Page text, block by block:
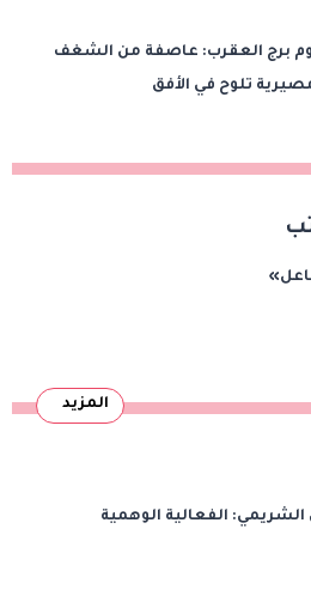
برج العقرب: عاصفة من الشغف
تلوح في الأفق
المزيد
الشريمي: الفعالية الوهمية